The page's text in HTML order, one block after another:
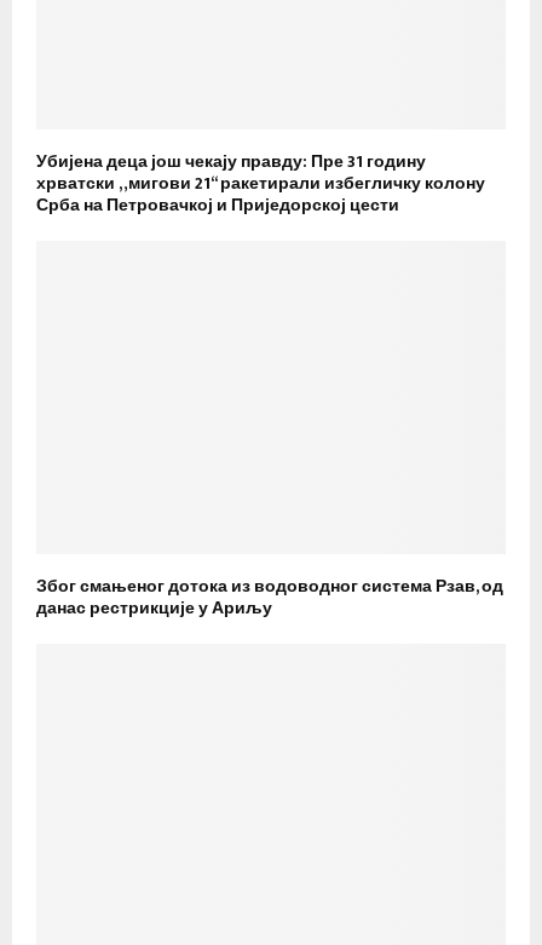
Убијена деца још чекају правду: Пре 31 годину
хрватски „мигови 21“ ракетирали избегличку колону
Срба на Петровачкој и Приједорској цести
Због смањеног дотока из водоводног система Рзав, од
данас рестрикције у Ариљу